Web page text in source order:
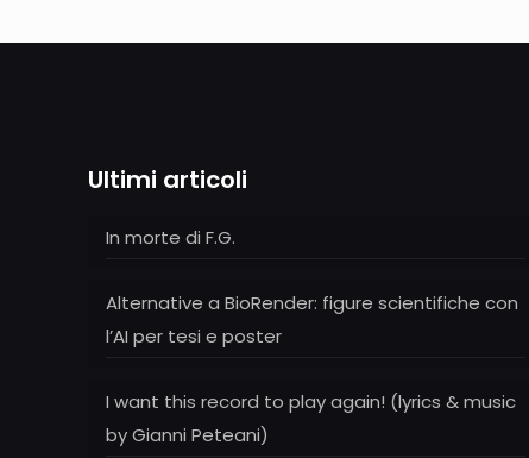
Ultimi articoli
In morte di F.G.
Alternative a BioRender: figure scientifiche con
l’AI per tesi e poster
I want this record to play again! (lyrics & music
by Gianni Peteani)